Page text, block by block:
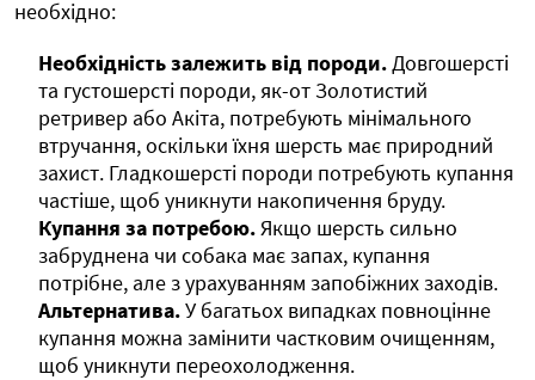
необхідно:
Необхідність залежить від породи.Довгошерсті
та густошерсті породи, як-от Золотистий
ретривер або Акіта, потребують мінімального
втручання, оскільки їхня шерсть має природний
захист. Гладкошерсті породи потребують купання
частіше, щоб уникнути накопичення бруду.
Купання за потребою.Якщо шерсть сильно
забруднена чи собака має запах, купання
потрібне, але з урахуванням запобіжних заходів.
Альтернатива.У багатьох випадках повноцінне
купання можна замінити частковим очищенням,
щоб уникнути переохолодження.